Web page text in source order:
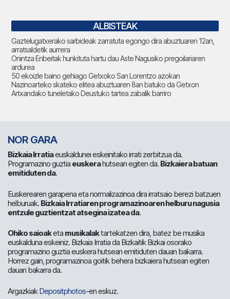
ALBISTEAK
Gaztelugatxerako sarbideak zarratuta egongo dira abuztuaren 12an,
arratsaldetik aurrera
Onintza Enbeitak hunkituta hartu dau Aste Nagusiko pregoilariaren
ardurea
50 ekoizle baino gehiago Getxoko San Lorentzo azokan
Nazinoarteko skateko elitea abuztuaren 8an batuko da Getxon
Artxandako tuneletako Deustuko tartea zabalik barriro
NOR GARA
Bizkaia Irratiaeuskaldunei eskeinitako irrati zerbitzua da.
Programazino guztia euskerahutsean egiten da. Bizkaiera batuan
emitiduten da.
Euskerearen garapena eta normalizazinoa dira irratsaio berezi batzuen
helburuak. Bizkaia Irratiaren programazinoaren helburu nagusia
entzule guztientzat atsegina izatea da.
Ohiko saioaketa musikalaktartekatzen dira, batez be musika
euskalduna eskeiniz. Bizkaia Irratia da Bizkaitik Bizkai osorako
programazino guztia euskera hutsean emitiduten dauan bakarra.
Horrez gain, programazinoa goitik behera bizkaiera hutsean egiten
dauan bakarra da.
ArgazkiakDepositphotos-en eskuz.